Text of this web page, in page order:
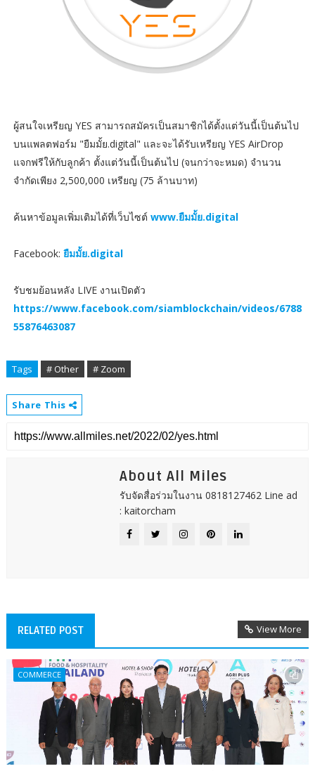
ผู้สนใจเหรียญ YES สามารถสมัครเป็นสมาชิกได้ตั้งแต่วันนี้เป็นต้นไป
บนแพลตฟอร์ม "ยืมมั้ย.digital" และจะได้รับเหรียญ YES AirDrop
แจกฟรีให้กับลูกค้า ตั้งแต่วันนี้เป็นต้นไป (จนกว่าจะหมด) จำนวน
จำกัดเพียง 2,500,000 เหรียญ (75 ล้านบาท)
ค้นหาข้อมูลเพิ่มเติมได้ที่เว็บไซต์ www.ยืมมั้ย.digital
Facebook: ยืมมั้ย.digital
รับชมย้อนหลัง LIVE งานเปิดตัว
https://www.facebook.com/siamblockchain/videos/6788
55876463087
Tags # Other # Zoom
Share This
About All Miles
รับจัดสื่อร่วมในงาน 0818127462 Line ad
: kaitorcham
RELATED POST View More
COMMERCE